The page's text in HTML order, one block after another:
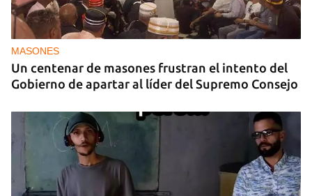
MASONES
Un centenar de masones frustran el intento del
Gobierno de apartar al líder del Supremo Consejo